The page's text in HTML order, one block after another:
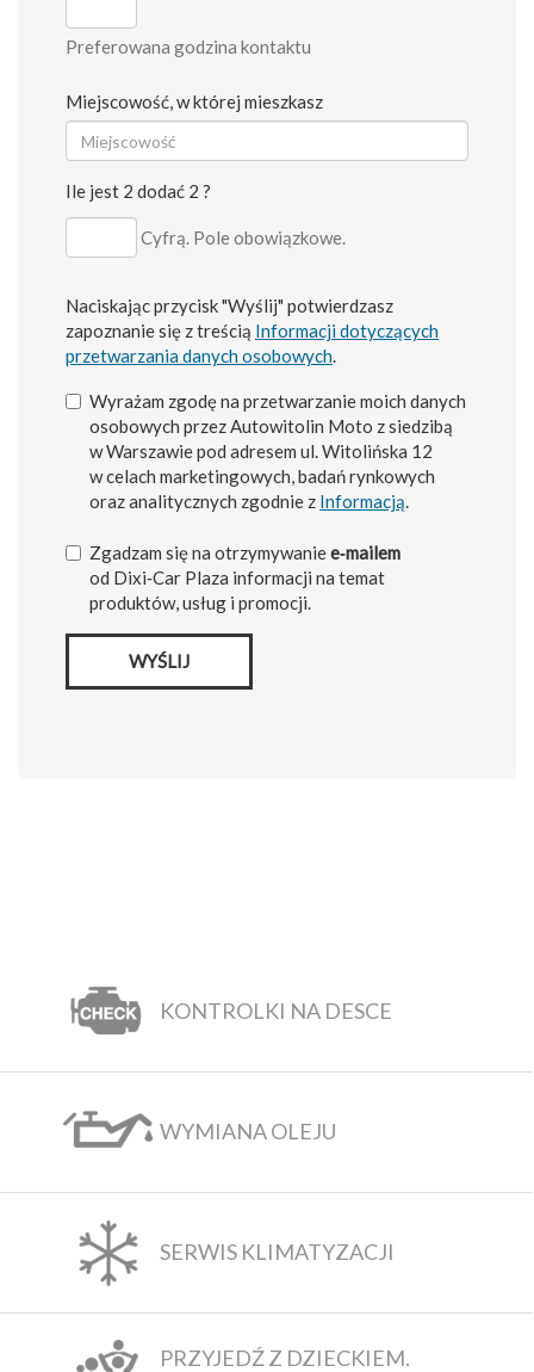
Preferowana godzina kontaktu
Miejscowość, w której mieszkasz
Ile jest 2 dodać 2 ?
Cyfrą. Pole obowiązkowe.
Naciskając przycisk "Wyślij" potwierdzasz
zapoznanie się z treścią Informacji dotyczących
przetwarzania danych osobowych
Wyrażam zgodę na przetwarzanie moich danych
osobowych przez Autowitolin Moto z siedzibą
w Warszawie pod adresem ul. Witolińska 12
w celach marketingowych, badań rynkowych
oraz analitycznych zgodnie z Informacją
Zgadzam się na otrzymywaniee‑mailem
od Dixi‑Car Plaza informacji na temat
produktów, usług i promocji.
WYŚLIJ
KONTROLKI NA DESCE
WYMIANA OLEJU
SERWIS KLIMATYZACJI
PRZYJEDŹ Z DZIECKIEM.